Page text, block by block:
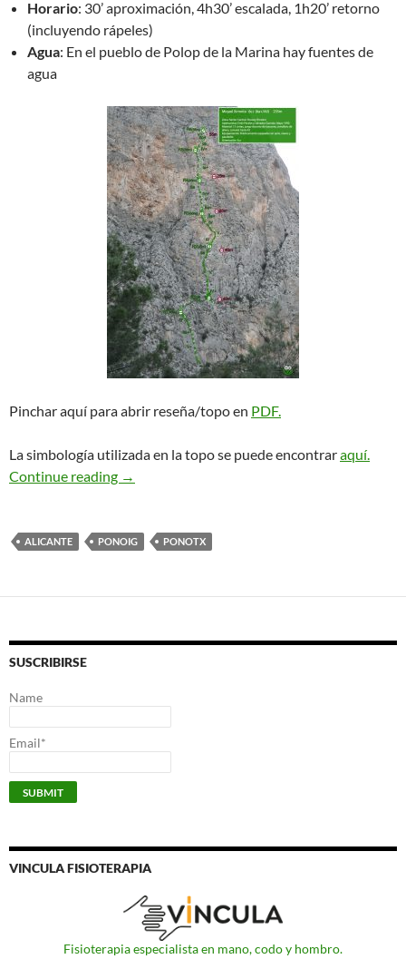
Horario: 30’ aproximación, 4h30’ escalada, 1h20’ retorno
(incluyendo rápeles)
Agua: En el pueblo de Polop de la Marina hay fuentes de
agua
Pinchar aquí para abrir reseña/topo en PDF.
La simbología utilizada en la topo se puede encontraraquí.
Continue reading Miquel Xirimita. Ponoig
→
ALICANTE PONOIG PONOTX
SUSCRIBIRSE
Name
Email*
VINCULA FISIOTERAPIA
Fisioterapia especialista en mano, codo y hombro.